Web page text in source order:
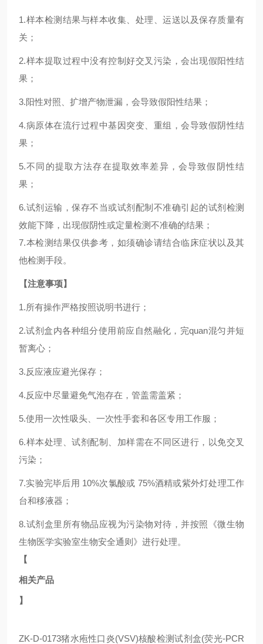
1.样本检测结果与样本收集、处理、运送以及保存质量有
关；
2.样本提取过程中没有控制好交叉污染，会出现假阳性结
果；
3.阳性对照、扩增产物泄漏，会导致假阳性结果；
4.病原体在流行过程中基因突变、重组，会导致假阴性结
果；
5.不同的提取方法存在提取效率差异，会导致假阴性结
果；
6.试剂运输，保存不当或试剂配制不准确引起的试剂检测
效能下降，出现假阴性或定量检测不准确的结果；
7.本检测结果仅供参考，如须确诊请结合临床症状以及其
他检测手段。
【注意事项】
1.所有操作严格按照说明书进行；
2.试剂盒内各种组分使用前应自然融化，完quan混匀并短
暂离心；
3.反应液应避光保存；
4.反应中尽量避免气泡存在，管盖需盖紧；
5.使用一次性吸头、一次性手套和各区专用工作服；
6.样本处理、试剂配制、加样需在不同区进行，以免交叉
污染；
7.实验完毕后用 10%次氯酸或 75%酒精或紫外灯处理工作
台和移液器；
8.试剂盒里所有物品应视为污染物对待，并按照《微生物
生物医学实验室生物安全通则》进行处理。
【
相关产品
】
ZK-D-0173猪水疱性口炎(VSV)核酸检测试剂盒(荧光-PCR